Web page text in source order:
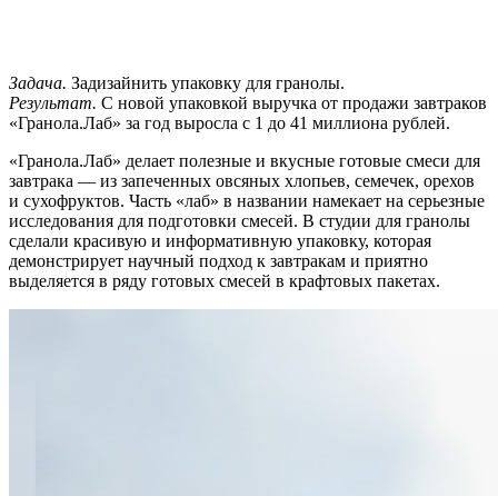
Задача. Задизайнить упаковку для гранолы.
Результат. С новой упаковкой выручка от продажи завтраков
«Гранола.Лаб» за год выросла с 1 до 41 миллиона рублей.
«Гранола.Лаб» делает полезные и вкусные готовые смеси для
завтрака — из запеченных овсяных хлопьев, семечек, орехов
и сухофруктов. Часть «лаб» в названии намекает на серьезные
исследования для подготовки смесей. В студии для гранолы
сделали красивую и информативную упаковку, которая
демонстрирует научный подход к завтракам и приятно
выделяется в ряду готовых смесей в крафтовых пакетах.